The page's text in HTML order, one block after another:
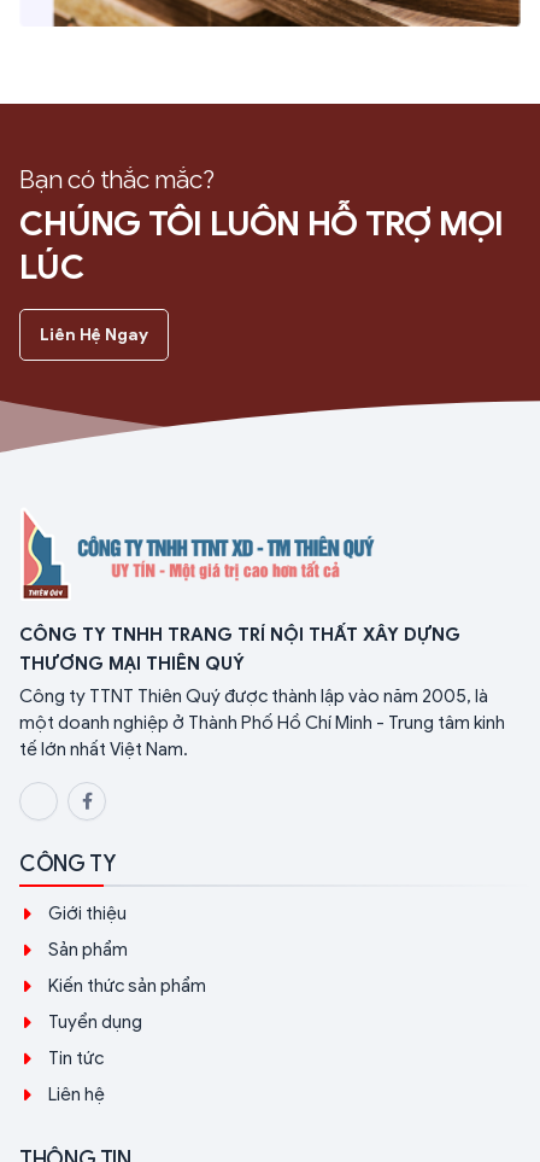
Bạn có thắc mắc?
CHÚNG TÔI LUÔN HỖ TRỢ MỌI
LÚC
Liên Hệ Ngay
CÔNG TY TNHH TRANG TRÍ NỘI THẤT XÂY DỰNG
THƯƠNG MẠI THIÊN QUÝ
Công ty TTNT Thiên Quý được thành lập vào năm 2005, là
một doanh nghiệp ở Thành Phố Hồ Chí Minh - Trung tâm kinh
tế lớn nhất Việt Nam.
CÔNG TY
Giới thiệu
Sản phẩm
Kiến thức sản phẩm
Tuyển dụng
Tin tức
Liên hệ